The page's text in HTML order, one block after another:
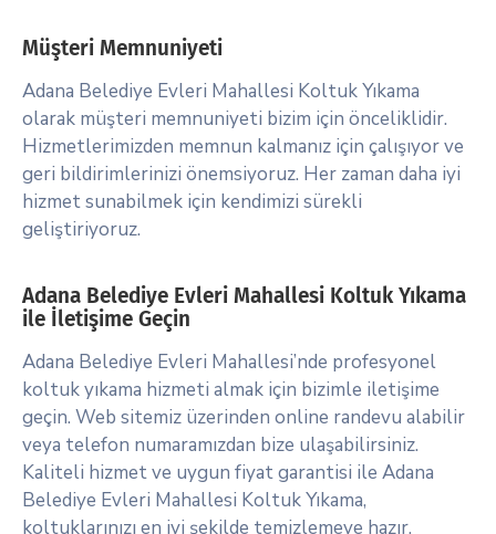
Müşteri Memnuniyeti
Adana Belediye Evleri Mahallesi Koltuk Yıkama
olarak müşteri memnuniyeti bizim için önceliklidir.
Hizmetlerimizden memnun kalmanız için çalışıyor ve
geri bildirimlerinizi önemsiyoruz. Her zaman daha iyi
hizmet sunabilmek için kendimizi sürekli
geliştiriyoruz.
Adana Belediye Evleri Mahallesi Koltuk Yıkama
ile İletişime Geçin
Adana Belediye Evleri Mahallesi’nde profesyonel
koltuk yıkama hizmeti almak için bizimle iletişime
geçin. Web sitemiz üzerinden online randevu alabilir
veya telefon numaramızdan bize ulaşabilirsiniz.
Kaliteli hizmet ve uygun fiyat garantisi ile Adana
Belediye Evleri Mahallesi Koltuk Yıkama,
koltuklarınızı en iyi şekilde temizlemeye hazır.